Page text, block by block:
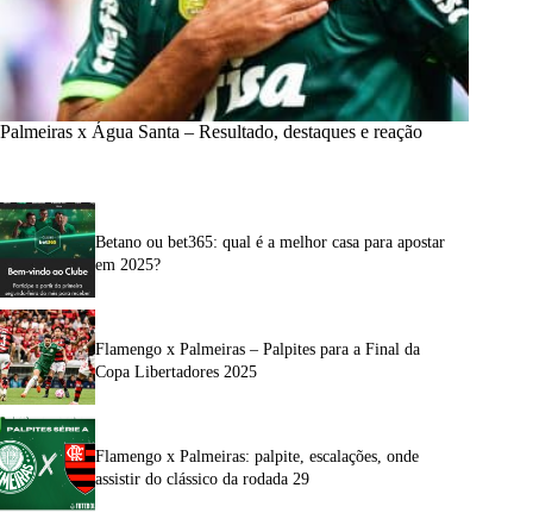
Palmeiras x Água Santa – Resultado, destaques e reação
Betano ou bet365: qual é a melhor casa para apostar
em 2025?
Flamengo x Palmeiras – Palpites para a Final da
Copa Libertadores 2025
Flamengo x Palmeiras: palpite, escalações, onde
assistir do clássico da rodada 29